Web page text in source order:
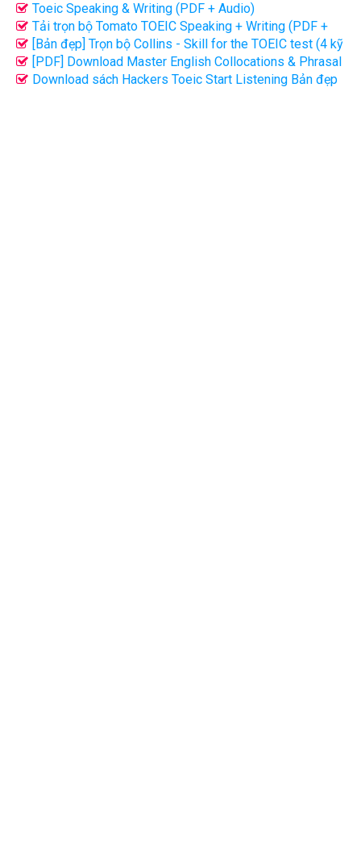
Toeic Speaking & Writing (PDF + Audio)
Tải trọn bộ Tomato TOEIC Speaking + Writing (PDF +
Audio)[Bản đẹp] Trọn bộ Collins - Skill for the TOEIC test (4 kỹ
năng)[PDF] Download Master English Collocations & Phrasal
Verbs (bản đẹp)
Download sách Hackers Toeic Start Listening Bản đẹp